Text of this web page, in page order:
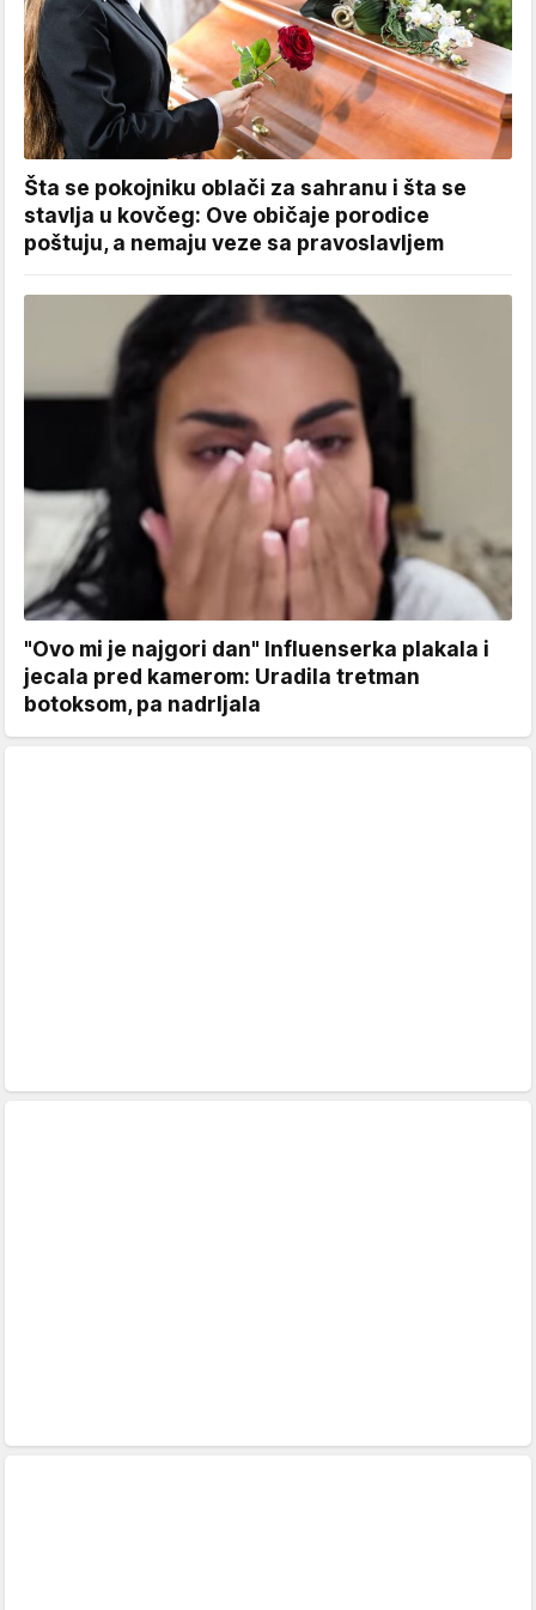
Šta se pokojniku oblači za sahranu i šta se
stavlja u kovčeg: Ove običaje porodice
poštuju, a nemaju veze sa pravoslavljem
"Ovo mi je najgori dan" Influenserka plakala i
jecala pred kamerom: Uradila tretman
botoksom, pa nadrljala